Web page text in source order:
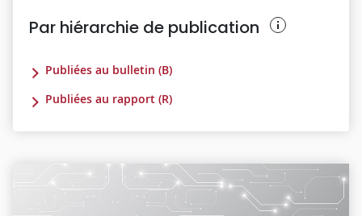
Par hiérarchie de publication
Publiées au bulletin (B)
Publiées au rapport (R)